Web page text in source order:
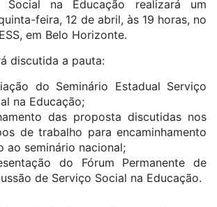
na Educação realizará um
feira, 12 de abril, às 19 horas, no
em Belo Horizonte.
discutida a pauta:
do Seminário Estadual Serviço
na Educação;
das proposta discutidas nos
de trabalho para encaminhamento
ao seminário nacional;
do Fórum Permanente de
de Serviço Social na Educação.